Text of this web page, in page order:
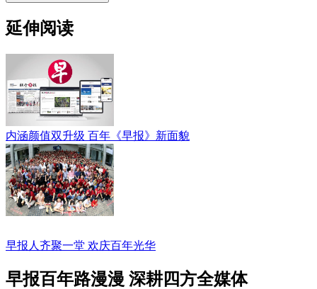
延伸阅读
内涵颜值双升级 百年《早报》新面貌
早报人齐聚一堂 欢庆百年光华
早报百年路漫漫 深耕四方全媒体